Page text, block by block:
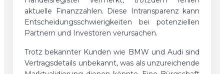
aktuelle Finanzzahlen. Diese Intransparenz kann
Entscheidungsschwierigkeiten bei potenziellen
Partnern und Investoren verursachen.
Trotz bekannter Kunden wie BMW und Audi sind
Vertragsdetails unbekannt, was als unzureichende